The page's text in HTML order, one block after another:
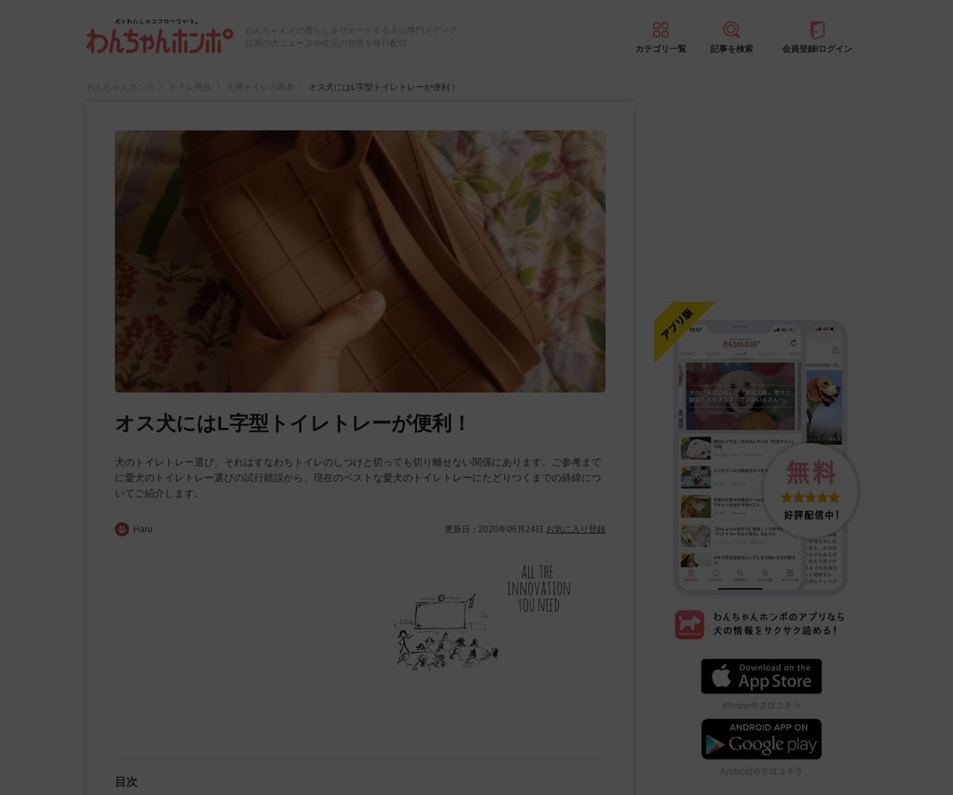
わんちゃんとの暮らしをサポートする犬の専門メディア
話題の犬ニュースや生活の知恵を毎日配信
カテゴリ一覧 記事を検索 会員登録/ログイン
わんちゃんホンポ 犬用トイレの基本 オス犬にはL字型トイレトレーが便利！
オス犬にはL字型トイレトレーが便利！
犬のトイレトレー選び、それはすなわちトイレのしつけと切っても切り離せない関係にあります。ご参考まで
に愛犬のトイレトレー選びの試行錯誤から、現在のベストな愛犬のトイレトレーにたどりつくまでの経緯につ
いてご紹介します。
Haru 更新日： 2020年06月24日 お気に入り登録
目次